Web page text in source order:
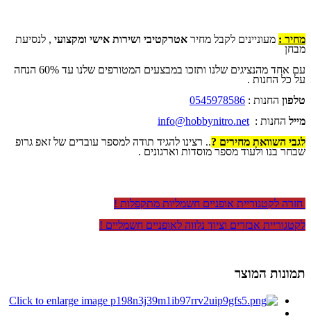
מחיר : מעוניינים לקבל מחיר אטרקטיבי ושירות אישי ומקצועי , לנסיעת
מבחן
עם אחד מהנציגים שלנו ותזכו במבצעים המטורפים שלנו עד 60% הנחה
על כל החנות .
טלפון החנות : 0545978586
מייל החנות : info@hobbynitro.net
לגבי השוואת מחירים ?.. רצינו להגיד תודה למספר עובדים של זאפ גרופ
שבחר בנו ולעוד מספר מוסדות וארגונים .
חזרה לקטגוריית אופניים חשמליות מתקפלות !
לקטגוריית אבזרים וציוד נלווה לאופניים חשמליים !
תמונות המוצר